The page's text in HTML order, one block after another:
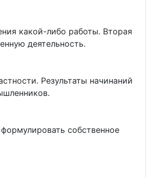
какой-либо работы. Вторая
деятельность.
Результаты начинаний
собственное